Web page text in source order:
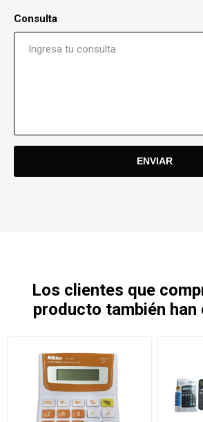
Consulta
Los clientes que
producto también han